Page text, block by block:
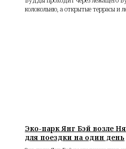
колокольню, а открытые террасы и
Эко-парк Янг Бэй возле
для поездки на один день